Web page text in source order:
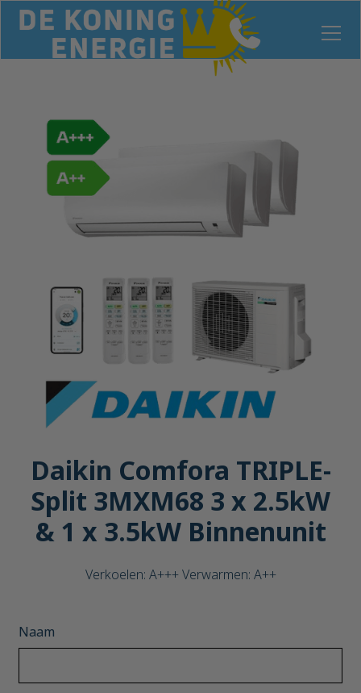
Daikin Comfora TRIPLE-
Split 3MXM68 3 x 2.5kW
& 1 x 3.5kW Binnenunit
Verkoelen: A+++ Verwarmen: A++
Naam